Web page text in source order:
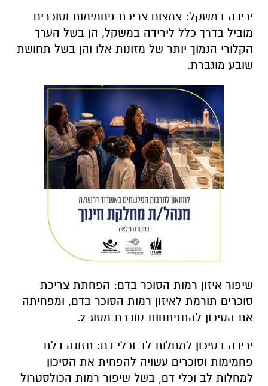
ירידה במשקל: צמצום צריכת פחמימות וסוכרים
מוביל בדרך כלל לירידה במשקל, הן בשל הערך
הקלורי הנמוך יותר של מזונות אלו והן בשל תחושת
שובע מוגברת.
שיפור איזון רמות הסוכר בדם: הפחתת צריכת
סוכרים תורמת לאיזון רמות הסוכר בדם, ומפחיתה
את הסיכון להתפתחות סוכרת מסוג 2.
ירידה בסיכון למחלות לב וכלי דם: תזונה דלת
פחמימות וסוכרים עשויה להפחית את הסיכון
למחלות לב וכלי דם, בשל שיפור רמות הכולסטרול